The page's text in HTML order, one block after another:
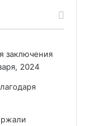
заключения
2024